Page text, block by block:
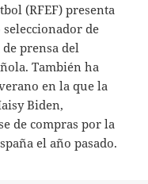
(RFEF) presenta
de
prensa del
También ha
en la que la
Biden,
de compras por la
el año pasado.